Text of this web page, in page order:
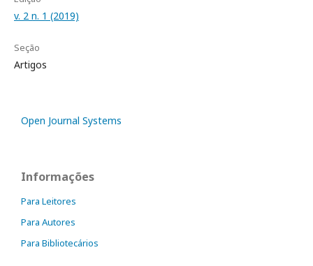
v. 2 n. 1 (2019)
Seção
Artigos
Open Journal Systems
Informações
Para Leitores
Para Autores
Para Bibliotecários